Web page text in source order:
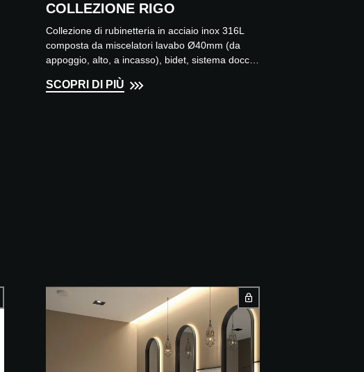
COLLEZIONE RIGO
Collezione di rubinetteria in acciaio inox 316L
composta da miscelatori lavabo Ø40mm (da
appoggio, alto, a incasso), bidet, sistema docce,
vasca da pavimen...
SCOPRI DI PIÙ